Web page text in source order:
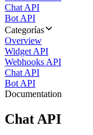
Chat API
Bot API
Categorías
Overview
Widget API
Webhooks API
Chat API
Bot API
Documentation
Chat API